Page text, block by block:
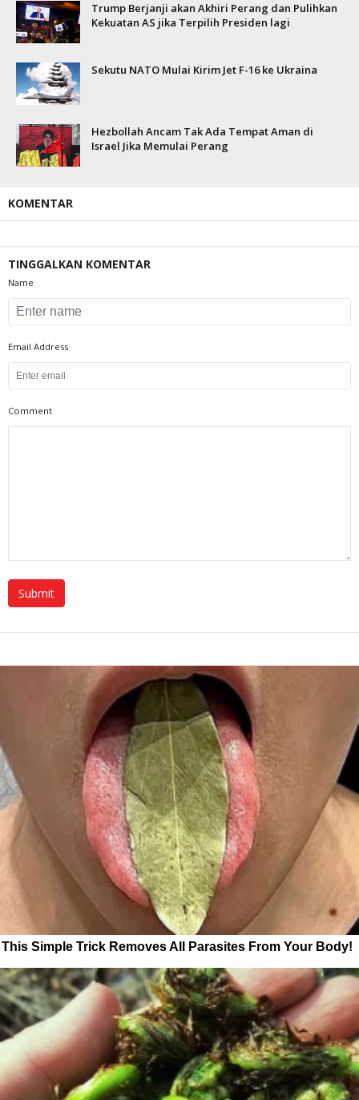
Trump Berjanji akan Akhiri Perang dan Pulihkan
Kekuatan AS jika Terpilih Presiden lagi
Sekutu NATO Mulai Kirim Jet F-16 ke Ukraina
Hezbollah Ancam Tak Ada Tempat Aman di
Israel Jika Memulai Perang
KOMENTAR
TINGGALKAN KOMENTAR
Name
Email Address
Comment
This Simple Trick Removes All Parasites From Your Body!